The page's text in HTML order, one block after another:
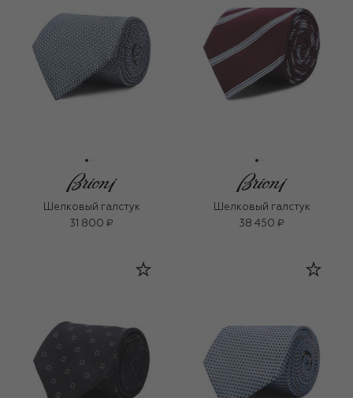
Шелковый галстук
31 800 ₽
Шелковый галстук
38 450 ₽